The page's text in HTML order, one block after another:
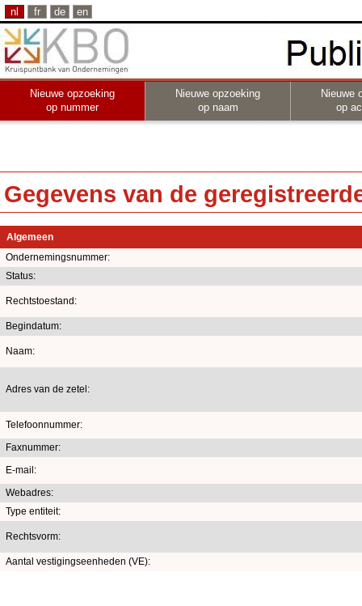
nl fr de en
Nieuwe opzoeking
op nummer
Nieuwe opzoeking
op naam
Nieuwe
op
Gegevens van de
Algemeen
Ondernemingsnummer:
Status:
Rechtstoestand:
Begindatum:
Naam:
Adres van de zetel:
Telefoonnummer:
Faxnummer:
E-mail:
Webadres:
Type entiteit:
Rechtsvorm:
Aantal vestigingseenheden (VE):